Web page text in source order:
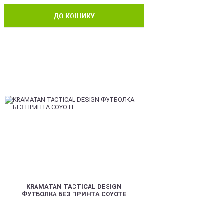
ДО КОШИКУ
KRAMATAN TACTICAL DESIGN
ФУТБОЛКА БЕЗ ПРИНТА COYOTE